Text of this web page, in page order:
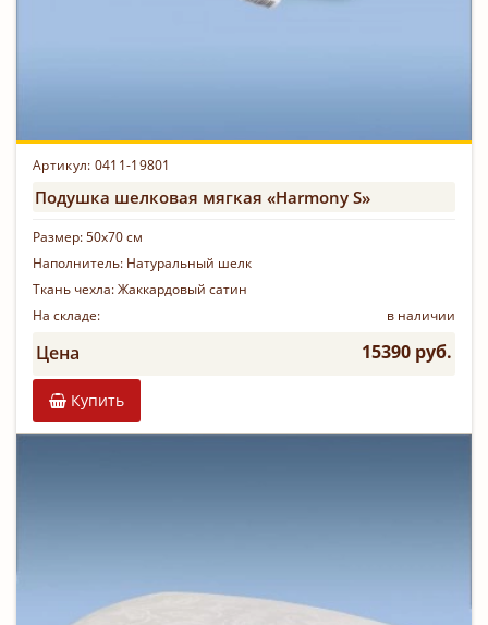
Артикул: 0411-19801
Подушка шелковая мягкая «Harmony S»
Размер:50х70 см
Наполнитель: Натуральный шелк
Ткань чехла:Жаккардовый сатин
На складе:
в наличии
Цена 15390 руб.
Купить